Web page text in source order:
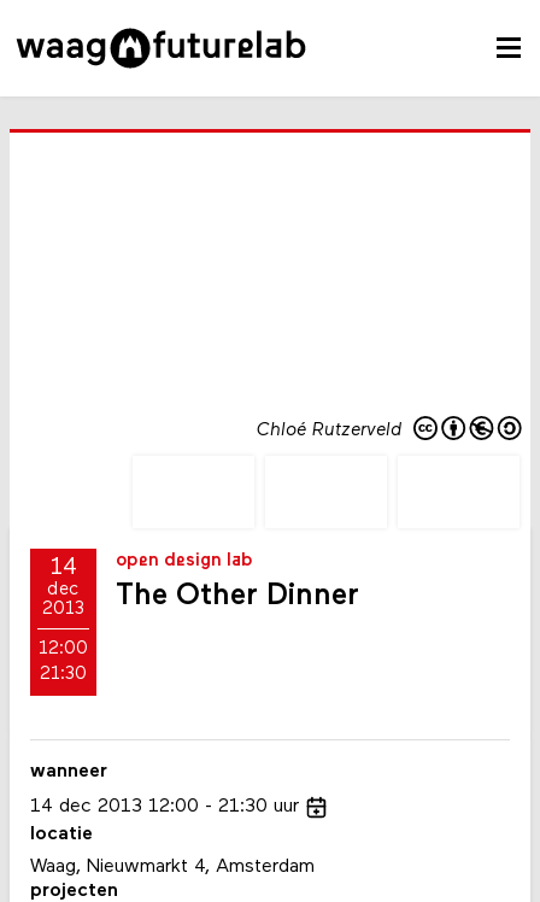
Chloé Rutzerveld
14
dec
2013
12:00
21:30
open design lab
The Other Dinner
wanneer
14 dec 2013 12:00 21:30 uur
locatie
Waag, Nieuwmarkt 4, Amsterdam
projecten